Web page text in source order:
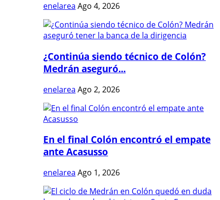
enelarea Ago 4, 2026
¿Continúa siendo técnico de Colón?
Medrán aseguró...
enelarea Ago 2, 2026
En el final Colón encontró el empate
ante Acasusso
enelarea Ago 1, 2026